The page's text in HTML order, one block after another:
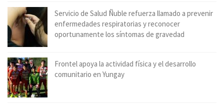
Servicio de Salud Ñuble refuerza llamado a prevenir
enfermedades respiratorias y reconocer
oportunamente los síntomas de gravedad
Frontel apoya la actividad física y el desarrollo
comunitario en Yungay